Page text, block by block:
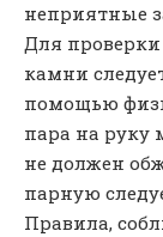
неприятные
Для
камни
помощью
пара на руку
не должен
парную
Правила,